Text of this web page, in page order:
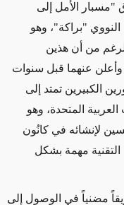
"مسبار الأمل إلى
النووي "براكة"، وهو
من أن هذين
وأعلن عنهما قبل سنوات
الكبيرين تمتد إلى
المتحدة، وهو
لإنشائه في كانُون
التقنية مهمة بشكل
مضنياً في الوصول إلى